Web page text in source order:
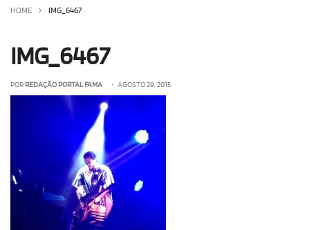
OLHA ISSO!
HOME IMG_6467
IMG_6467
POR REDAÇÃO PORTAL FAMA • AGOSTO 29, 2015